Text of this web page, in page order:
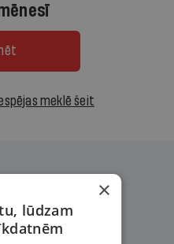
meklē šeit
×
lūdzam